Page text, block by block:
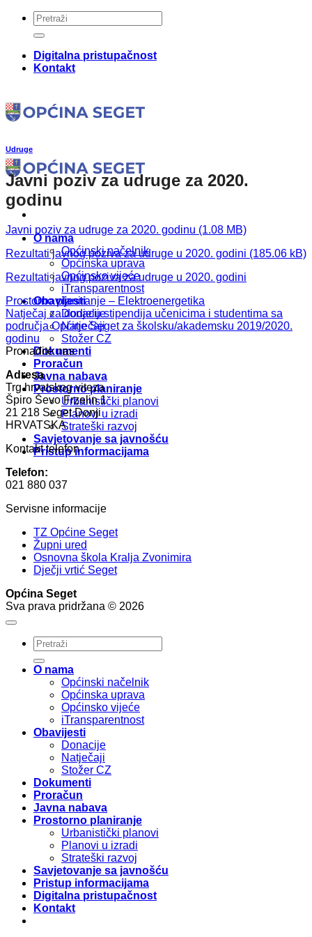
Skip
content
Digitalna pristupačnost
Kontakt
O nama
Općinski načelnik
Općinska uprava
Općinsko vijeće
iTransparentnost
Obavijesti
Donacije
Natječaji
Stožer CZ
Dokumenti
Proračun
Javna nabava
Prostorno planiranje
Urbanistički planovi
Planovi u izradi
Strateški razvoj
Savjetovanje sa javnošću
Pristup informacijama
Udruge
Javni poziv za udruge za 2020.
godinu
Javni poziv za udruge za 2020. godinu
Rezultati javnog poziva za udruge u 2020. godini
Rezultati javnog poziva za udruge u 2020. godini
Prostorno planiranje – Elektroenergetika
Natječaj za dodjelu stipendija učenicima i studentima sa
područja Općine Seget za školsku/akademsku 2019/2020.
godinu
Pronađite nas
Adresa
Trg hrvatskog viteza
Špiro Ševo Frzelin 1
21 218 Seget Donji
HRVATSKA
Kontakt telefon
Telefon:
021 880 037
Servisne informacije
TZ Općine Seget
Župni ured
Osnovna škola Kralja Zvonimira
Dječji vrtić Seget
Općina Seget
Sva prava pridržana © 2026
O nama
Općinski načelnik
Općinska uprava
Općinsko vijeće
iTransparentnost
Obavijesti
Donacije
Natječaji
Stožer CZ
Dokumenti
Proračun
Javna nabava
Prostorno planiranje
Urbanistički planovi
Planovi u izradi
Strateški razvoj
Savjetovanje sa javnošću
Pristup informacijama
Digitalna pristupačnost
Kontakt